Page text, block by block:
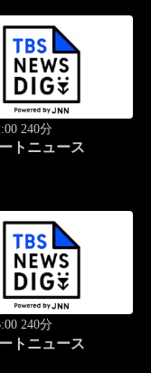
240分
トニュース
240分
トニュース